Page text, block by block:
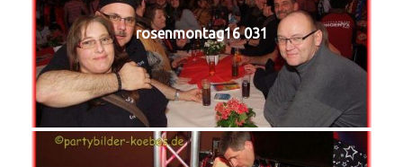
rosenmontag16 031